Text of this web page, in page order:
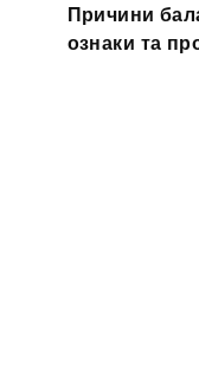
Причини
ознаки та